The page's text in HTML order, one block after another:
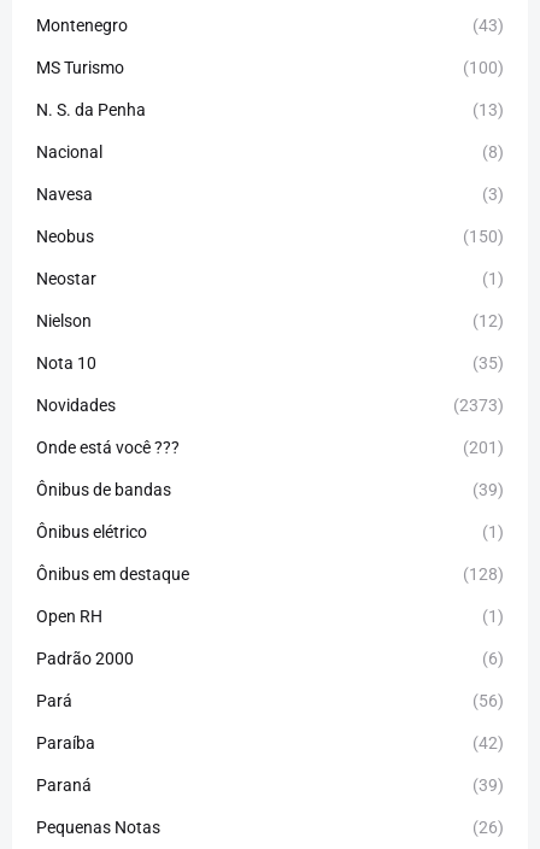
Montenegro (43)
MS Turismo (100)
N. S. da Penha (13)
Nacional (8)
Navesa (3)
Neobus (150)
Neostar (1)
Nielson (12)
Nota 10 (35)
Novidades (2373)
Onde está você ??? (201)
Ônibus de bandas (39)
Ônibus elétrico (1)
Ônibus em destaque (128)
Open RH (1)
Padrão 2000 (6)
Pará (56)
Paraíba (42)
Paraná (39)
Pequenas Notas (26)